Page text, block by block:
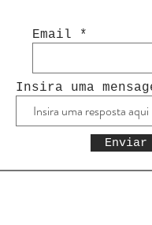
Email
Insira uma
Enviar